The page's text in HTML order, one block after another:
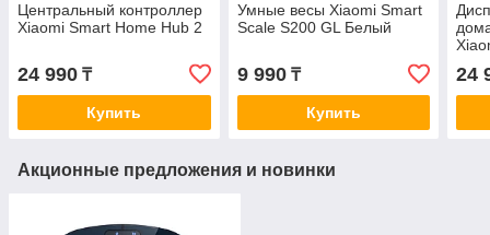
Центральный контроллер
Xiaomi Smart Home Hub 2
24 990 ₸
Купить
Умные весы Xiaomi Smart
Scale S200 GL Белый
9 990₸
Купить
24
Акционные предложения и новинки